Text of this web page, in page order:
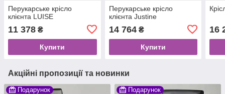
Перукарське крісло
клієнта LUISE
11 378 ₴
Купити
Перукарське крісло
клієнта Justine
14 764₴
Купити
16
Акційні пропозиції та новинки
Подарунок Подарунок